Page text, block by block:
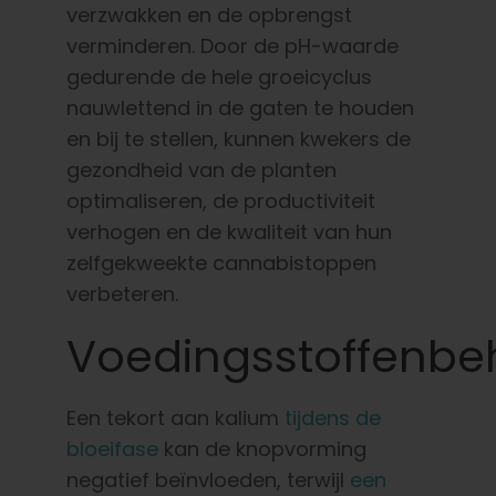
verzwakken en de opbrengst
verminderen. Door de pH-waarde
gedurende de hele groeicyclus
nauwlettend in de gaten te houden
en bij te stellen, kunnen kwekers de
gezondheid van de planten
optimaliseren, de productiviteit
verhogen en de kwaliteit van hun
zelfgekweekte cannabistoppen
verbeteren.
Een tekort aan kalium tijdens de
bloeifase kan de knopvorming
negatief beïnvloeden, terwijl een